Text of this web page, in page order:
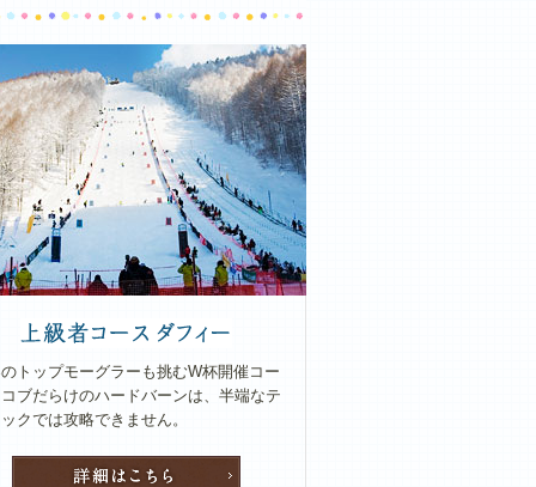
トップモーグラーも挑むW杯開催コー
ブだらけのハードバーンは、半端なテ
クでは攻略できません。